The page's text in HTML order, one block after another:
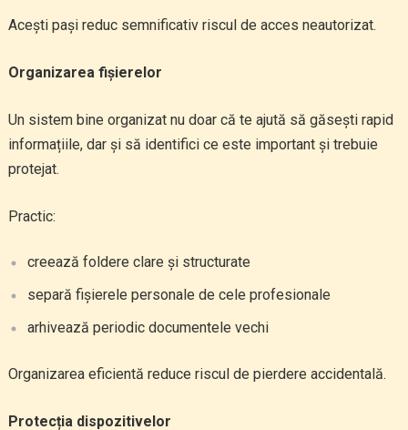
Acești pași reduc semnificativ riscul de acces neautorizat.
Organizarea fișierelor
Un sistem bine organizat nu doar că te ajută să găsești rapid
informațiile, dar și să identifici ce este important și trebuie
protejat.
Practic:
creează foldere clare și structurate
separă fișierele personale de cele profesionale
arhivează periodic documentele vechi
Organizarea eficientă reduce riscul de pierdere accidentală.
Protecția dispozitivelor